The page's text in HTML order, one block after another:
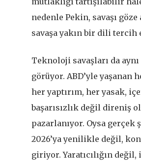
nedenle Pekin, savaşı göze
savaşa yakın bir dili tercih
Teknoloji savaşları da
görüyor. ABD’yle yaşanan
her yaptırım, her yasak,
başarısızlık değil direniş
pazarlanıyor. Oysa gerçek
2026’ya yenilikle değil,
giriyor. Yaratıcılığın